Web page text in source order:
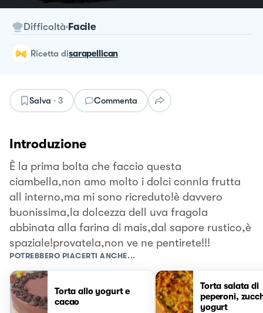
Difficoltà Facile
ricetta disarapellican
Salva · 3 Commenta
Introduzione
È la prima bolta che faccio questa
ciambella,non amo molto i dolci connla frutta
all interno,ma mi sono ricreduto!è davvero
buonissima,la dolcezza dell uva fragola
abbinata alla farina di mais,dal sapore rustico,è
spaziale!provatela,non ve ne pentirete!!!
POTREBBERO PIACERTI ANCHE...
Torta allo yogurt e
cacao
Torta salata di
peperoni,
yogurt